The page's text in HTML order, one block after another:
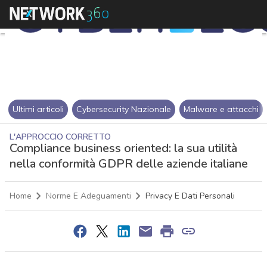
Ultimi articoli Cybersecurity Nazionale Malware e attacchi
L'APPROCCIO CORRETTO
Compliance business oriented: la sua utilità
nella conformità GDPR delle aziende italiane
Home Norme E Adeguamenti Privacy E Dati Personali